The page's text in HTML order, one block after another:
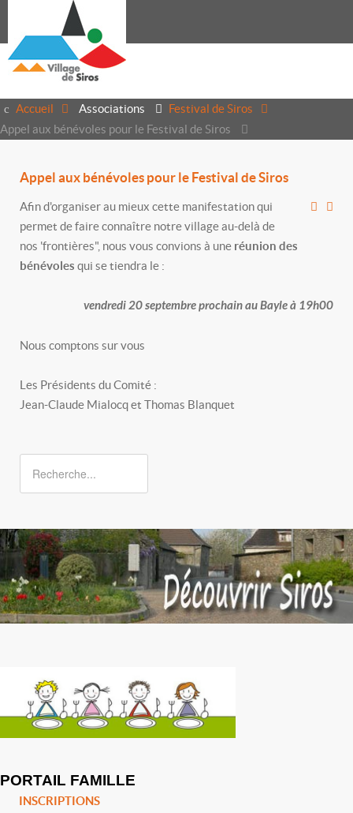
Accueil Associations
Festival de Siros
Appel aux bénévoles pour le Festival de Siros
Appel aux bénévoles pour le Festival de Siros
Afin d'organiser au mieux cette manifestation qui
permet de faire connaître notre village au-delà de
nos 'frontières", nous vous convions à une réunion des
bénévoles qui se tiendra le :
vendredi 20 septembre prochain au Bayle à 19h00
Nous comptons sur vous
Les Présidents du Comité :
Jean-Claude Mialocq et Thomas Blanquet
PORTAIL FAMILLE
INSCRIPTIONS